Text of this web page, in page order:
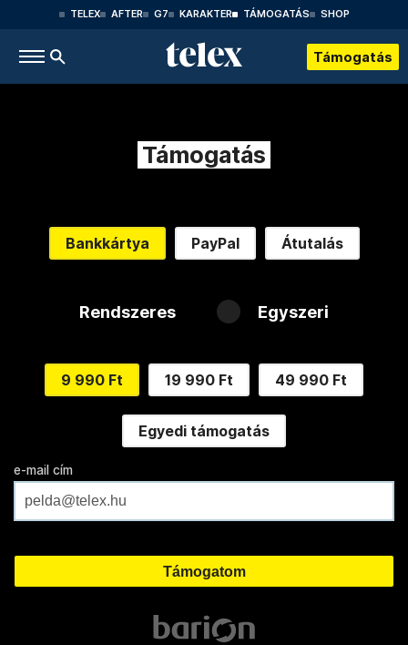
TELEX AFTER G7 KARAKTER TÁMOGATÁS SHOP
Támogatás
Támogatás
Bankkártya PayPal Átutalás
Rendszeres Egyszeri
9 990 Ft 19 990 Ft 49 990 Ft
Egyedi támogatás
e-mail cím